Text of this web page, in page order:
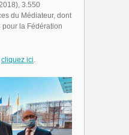
3.550
du Médiateur, dont
la Fédération
cliquez ici.